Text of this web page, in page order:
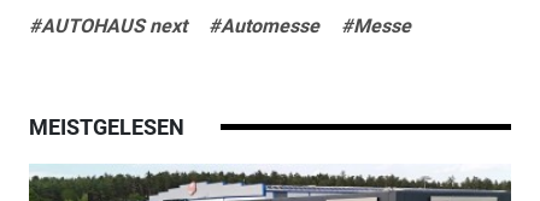
#AUTOHAUS next #Automesse #Messe
MEISTGELESEN